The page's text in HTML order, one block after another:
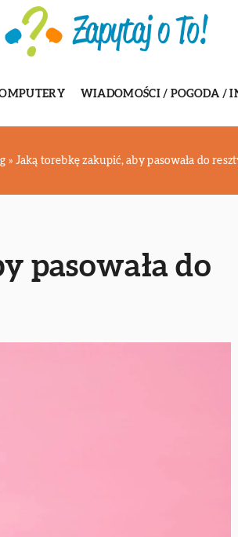
WIADOMOŚCI / POGODA /
» Jaką torebkę zakupić, aby pasowała do
pasowała do